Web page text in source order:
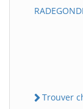
Trouver